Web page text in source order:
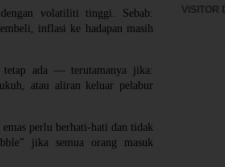
volatiliti tinggi. Sebab:
inflasi ke hadapan masih
tetap ada — terutamanya jika:
atau aliran keluar pelabur
perlu berhati-hati dan tidak
jika semua orang masuk
VISITOR